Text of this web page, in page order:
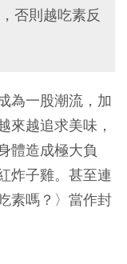
否則越吃素反
為一股潮流，加
來越追求美味，
體造成極大負
炸子雞。甚至連
素嗎？〉當作封